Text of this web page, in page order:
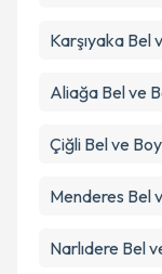
Karşıyaka Bel
Aliağa Bel ve
Çiğli Bel ve
Menderes Bel
Narlıdere Bel